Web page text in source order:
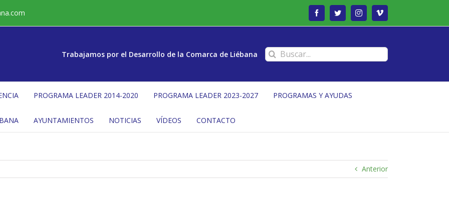
FacebookTwitterInstagramVimeo
Trabajamos por el Desarrollo de la Comarca de Liébana Buscar:
PROGRAMA LEADER 2014-2020 PROGRAMA LEADER 2023-2027 PROGRAMAS Y AYUDAS
AYUNTAMIENTOS NOTICIAS VÍDEOS CONTACTO
Anterior